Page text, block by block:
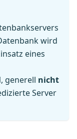
wird
eines
generell nicht
Server